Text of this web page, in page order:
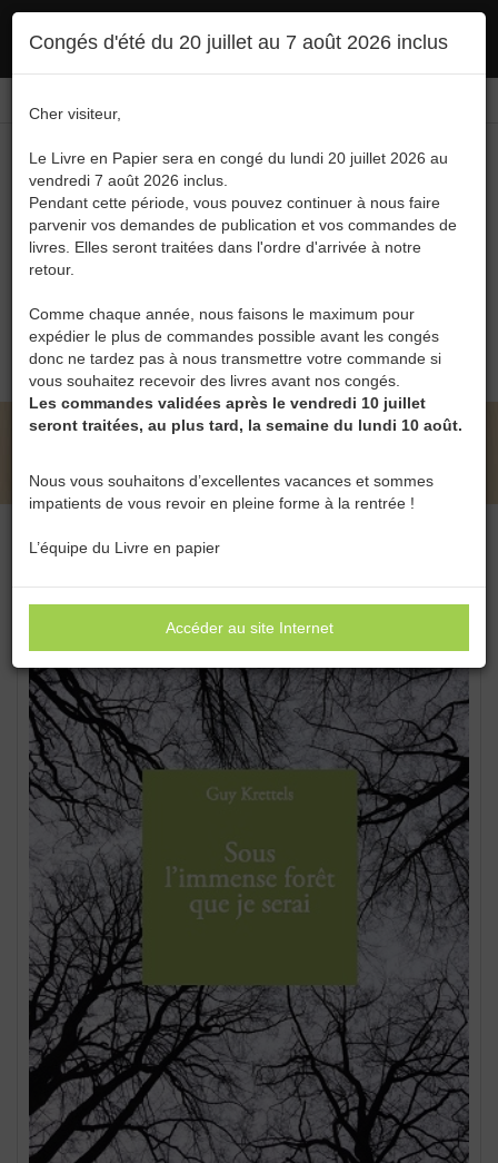
l'utilisation :politique en matière de confidentialité Accepter
Congés d'été du 20 juillet au 7 août 2026 inclus
Cher visiteur,
Le Livre en Papier sera en congé du lundi 20 juillet 2026 au
vendredi 7 août 2026 inclus.
Pendant cette période, vous pouvez continuer à nous faire
parvenir vos demandes de publication et vos commandes de
livres. Elles seront traitées dans l'ordre d'arrivée à notre
retour.
Comme chaque année, nous faisons le maximum pour
expédier le plus de commandes possible avant les congés
donc ne tardez pas à nous transmettre votre commande si
vous souhaitez recevoir des livres avant nos congés.
Les commandes validées après le vendredi 10 juillet
seront traitées, au plus tard, la semaine du lundi 10 août.
Nous vous souhaitons d’excellentes vacances et sommes
impatients de vous revoir en pleine forme à la rentrée !
L’équipe du Livre en papier
Accéder au site Internet
Menu
0
LE LIVRE EN PAPIER • SOUS L'IMMENSE FORÊT
QUE JE SERAI DE GUY KRETTELS